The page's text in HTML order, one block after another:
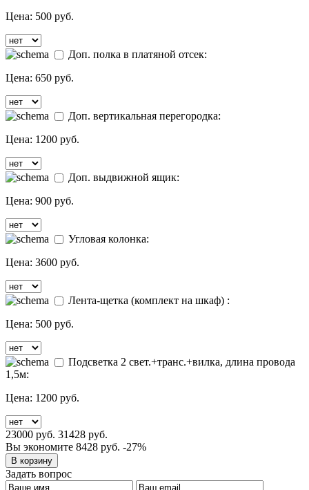
Цена: 500 руб.
Доп. полка в платяной отсек:
Цена: 650 руб.
Доп. вертикальная перегородка:
Цена: 1200 руб.
Доп. выдвижной ящик:
Цена: 900 руб.
Угловая колонка:
Цена: 3600 руб.
Лента-щетка (комплект на шкаф) :
Цена: 500 руб.
Подсветка 2 свет.+транс.+вилка, длина провода
1,5м:
Цена: 1200 руб.
23000 руб. 31428 руб.
Вы экономите 8428 руб. -27%
Задать вопрос